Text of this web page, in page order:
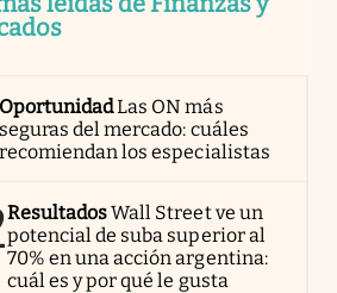
OportunidadLas ON más
seguras del mercado: cuáles
recomiendan los especialistas
ResultadosWall Street ve un
potencial de suba superior al
70% en una acción argentina:
cuál es y por qué le gusta